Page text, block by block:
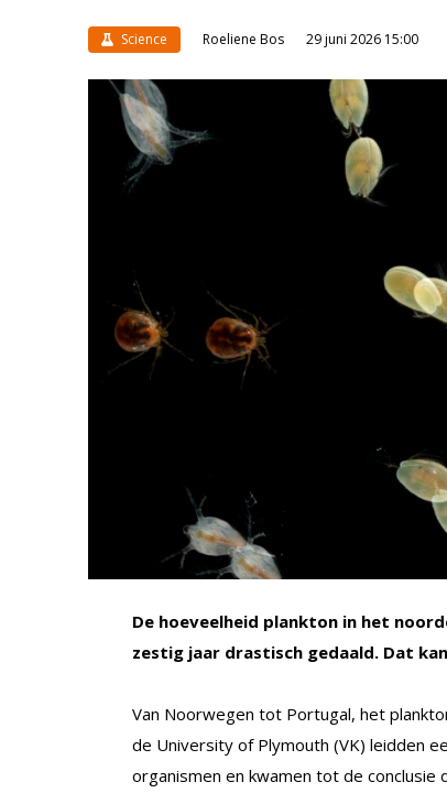
Science Roeliene Bos 29 juni 2026 15:00
De hoeveelheid plankton in het
zestig jaar drastisch gedaald. Dat
Van Noorwegen tot Portugal, het
de University of Plymouth (VK) leidden
organismen en kwamen tot de conclusie